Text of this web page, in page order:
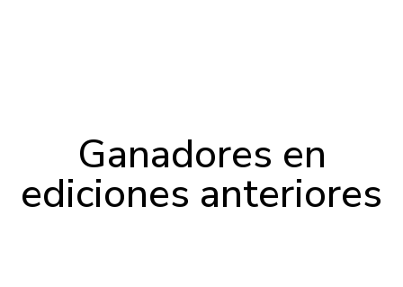
Ganadores en
ediciones anteriores